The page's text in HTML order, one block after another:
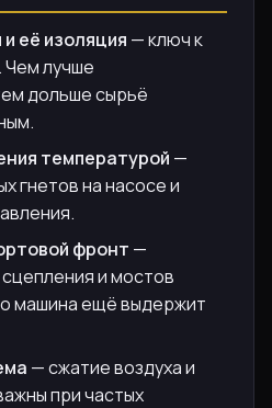
её изоляция — ключ к
Чем лучше
дольше сырьё
температурой —
гнетов на насосе и
фронт —
и мостов
машина ещё выдержит
— сжатие воздуха и
при частых